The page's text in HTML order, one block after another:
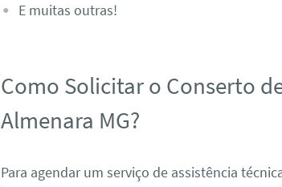
E muitas outras!
Como Solicitar o Conserto
Almenara MG?
Para agendar um serviço de assistência